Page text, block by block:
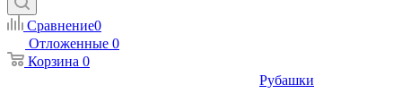
Сравнение0
Отложенные 0
Корзина 0
Рубашки